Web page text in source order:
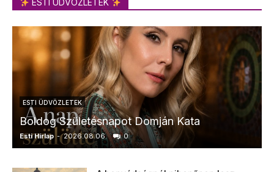
ESTI ÜDVÖZLETEK
ESTI ÜDVÖZLETEK
Boldog Születésnapot Domján Kata
Esti Hírlap - 2026.08.06. 0